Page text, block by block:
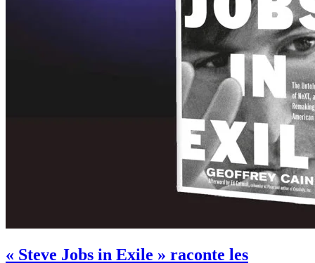
« Steve Jobs in Exile » raconte les